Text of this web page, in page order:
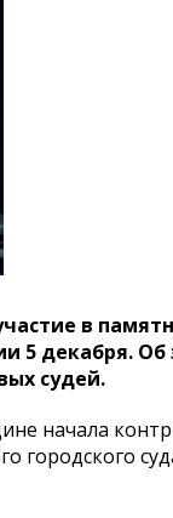
в
5 декабря.
судей.
начала
городского